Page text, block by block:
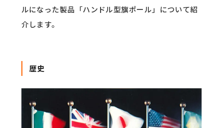
ルになった製品「ハンドル型旗ポール」について紹
介します。
歴史